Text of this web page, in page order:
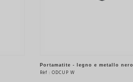
Portamatite - legno e metallo nero
Rèf : ODCUP W